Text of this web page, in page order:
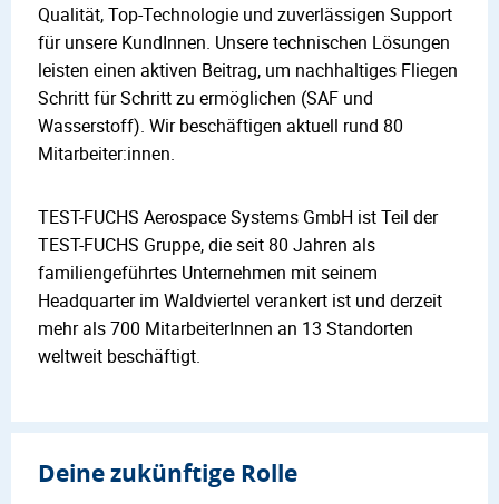
Qualität, Top-Technologie und zuverlässigen Support
für unsere KundInnen. Unsere technischen Lösungen
leisten einen aktiven Beitrag, um nachhaltiges Fliegen
Schritt für Schritt zu ermöglichen (SAF und
Wasserstoff). Wir beschäftigen aktuell rund 80
Mitarbeiter:innen.
TEST-FUCHS Aerospace Systems GmbH ist Teil der
TEST-FUCHS Gruppe, die seit 80 Jahren als
familiengeführtes Unternehmen mit seinem
Headquarter im Waldviertel verankert ist und derzeit
mehr als 700 MitarbeiterInnen an 13 Standorten
weltweit beschäftigt.
Deine zukünftige Rolle